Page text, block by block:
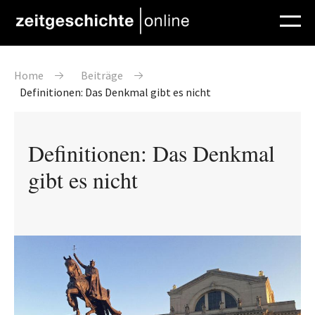
Pfadnavigation
Home
Beiträge
Definitionen: Das Denkmal gibt es nicht
Definitionen: Das Denkmal
gibt es nicht